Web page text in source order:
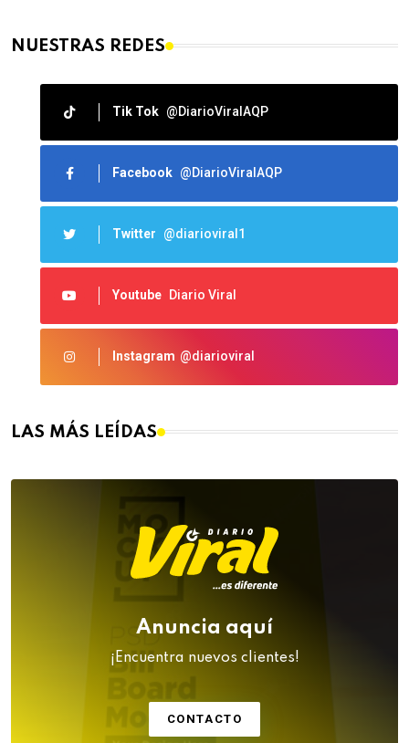
NUESTRAS REDES
Tik Tok @DiarioViralAQP
Facebook @DiarioViralAQP
Twitter @diarioviral1
Youtube Diario Viral
Instagram @diarioviral
LAS MÁS LEÍDAS
Anuncia aquí
¡Encuentra nuevos clientes!
CONTACTO